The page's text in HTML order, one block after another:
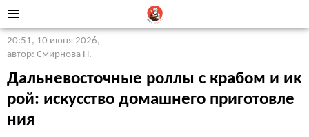
20:51, 10 июня 2026,
автор: Смирнова Н.
Дальневосточные роллы с крабом и ик
рой: искусство домашнего приготовле
ния